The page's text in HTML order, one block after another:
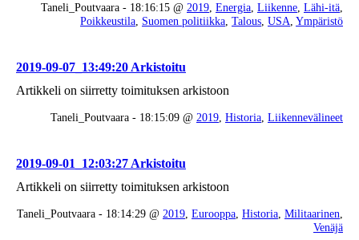
Taneli_Poutvaara - 18:16:15 @ 2019 Energia Liikenne Lähi-itä
Poikkeustila Suomen politiikka Talous USA Ympäristö
2019-09-07_13:49:20 Arkistoitu
Artikkeli on siirretty toimituksen arkistoon
Taneli_Poutvaara - 18:15:09 @ 2019 Historia Liikennevälineet
2019-09-01_12:03:27 Arkistoitu
Artikkeli on siirretty toimituksen arkistoon
Taneli_Poutvaara - 18:14:29 @ 2019 Eurooppa Historia Militaarinen
Venäjä